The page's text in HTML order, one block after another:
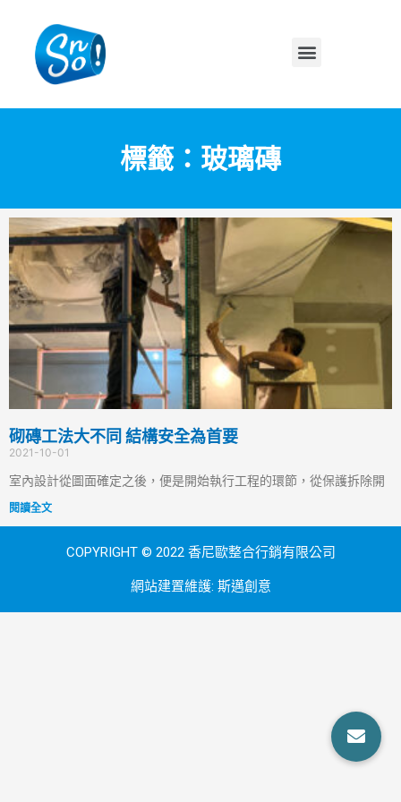
標籤：玻璃磚
砌磚工法大不同 結構安全為首要
2021-10-01
室內設計從圖面確定之後，便是開始執行工程的環節，從保護拆除開
閱讀全文
COPYRIGHT © 2022 香尼歐整合行銷有限公司
網站建置維護: 斯邁創意